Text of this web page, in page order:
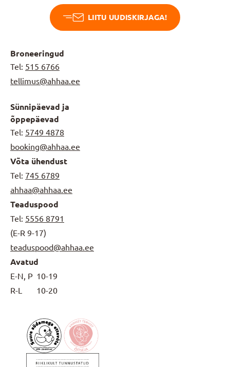
LIITU UUDISKIRJAGA!
Broneeringud
Tel: 515 6766
tellimus@ahhaa.ee
Sünnipäevad ja
õppepäevad
Tel: 5749 4878
booking@ahhaa.ee
Võta ühendust
Tel: 745 6789
ahhaa@ahhaa.ee
Teaduspood
Tel: 5556 8791
(E-R 9-17)
teaduspood@ahhaa.ee
Avatud
E-N, P 10-19
R-L
10-20